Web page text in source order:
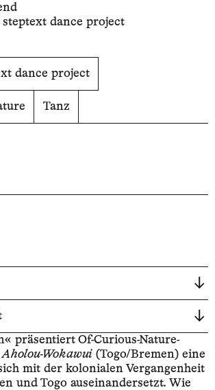
dance project
dance project
Tanz
präsentiert Of-Curious-Nature-
Aholou-Wokawui (Togo/Bremen) eine
mit der kolonialen Vergangenheit
und Togo auseinandersetzt. Wie